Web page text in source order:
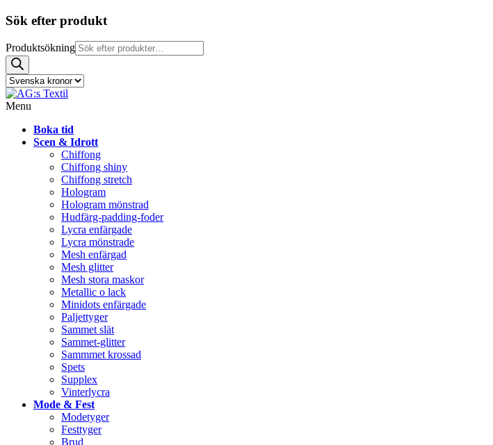
Sök efter produkt
Produktsökning
Menu
Boka tid
Scen & Idrott
Chiffong
Chiffong shiny
Chiffong stretch
Hologram
Hologram mönstrad
Hudfärg-padding-foder
Lycra enfärgade
Lycra mönstrade
Mesh enfärgad
Mesh glitter
Mesh stora maskor
Metallic o lack
Minidots enfärgade
Paljettyger
Sammet slät
Sammet-glitter
Sammmet krossad
Spets
Supplex
Vinterlycra
Mode & Fest
Modetyger
Festtyger
Brud